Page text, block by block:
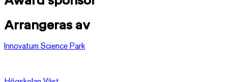
Arrangeras av
Innovatum Science Park